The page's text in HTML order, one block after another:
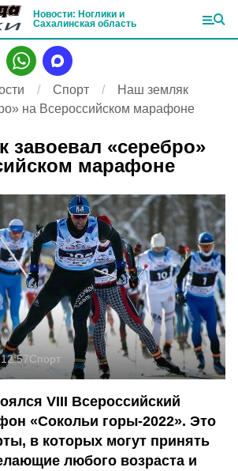
Новости: Ноглики и
Сахалинская область
Спорт
Наш земляк
на Всероссийском марафоне
завоевал «серебро»
марафоне
Спорт
VIII Всероссийский
«Сокольи горы-2022». Это
в которых могут принять
любого возраста и